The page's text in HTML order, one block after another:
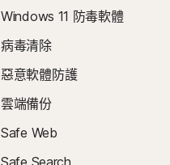
Windows 11 防毒軟體
病毒清除
惡意軟體防護
雲端備份
Safe Web